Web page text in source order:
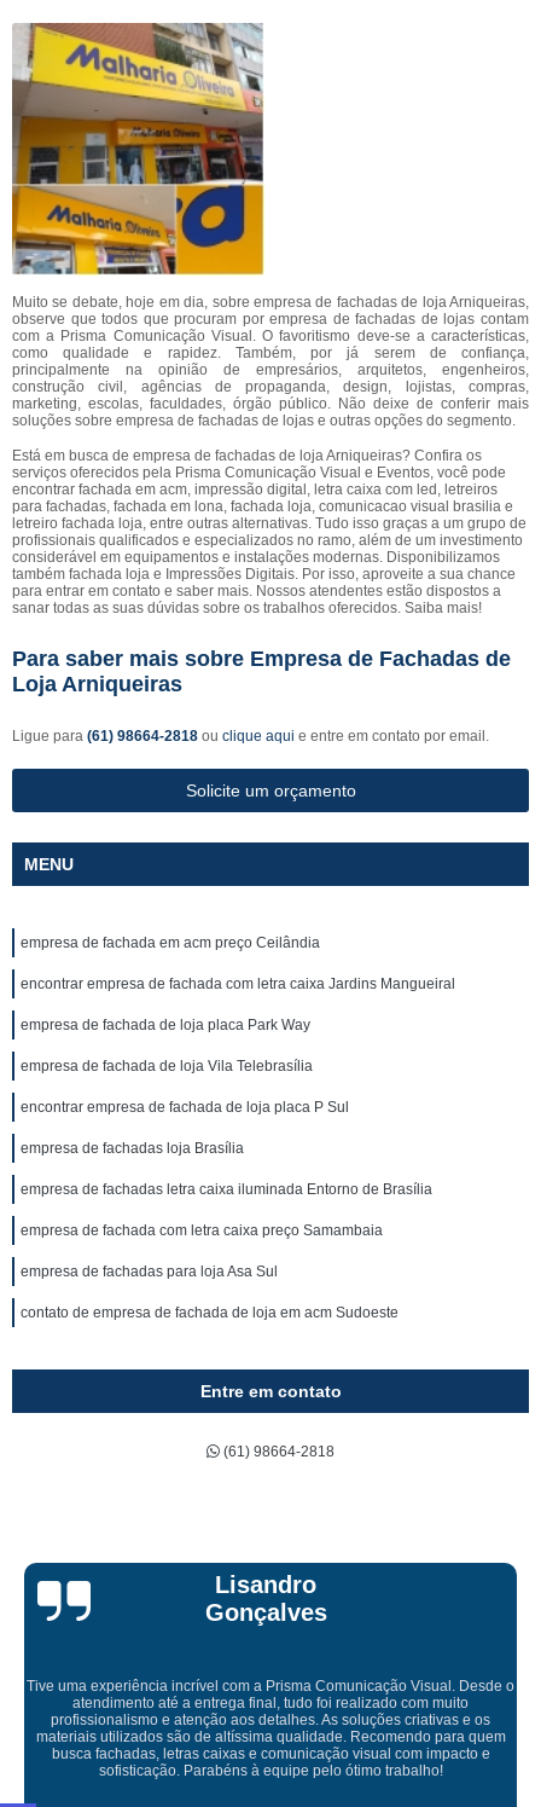
Muito se debate, hoje em dia, sobre empresa de fachadas de loja Arniqueiras,
observe que todos que procuram por empresa de fachadas de lojas contam
com a Prisma Comunicação Visual. O favoritismo deve-se a características,
como qualidade e rapidez. Também, por já serem de confiança,
principalmente na opinião de empresários, arquitetos, engenheiros,
construção civil, agências de propaganda, design, lojistas, compras,
marketing, escolas, faculdades, órgão público. Não deixe de conferir mais
soluções sobre empresa de fachadas de lojas e outras opções do segmento.
Está em busca de empresa de fachadas de loja Arniqueiras? Confira os
serviços oferecidos pela Prisma Comunicação Visual e Eventos, você pode
encontrar fachada em acm, impressão digital, letra caixa com led, letreiros
para fachadas, fachada em lona, fachada loja, comunicacao visual brasilia e
letreiro fachada loja, entre outras alternativas. Tudo isso graças a um grupo de
profissionais qualificados e especializados no ramo, além de um investimento
considerável em equipamentos e instalações modernas. Disponibilizamos
também fachada loja e Impressões Digitais. Por isso, aproveite a sua chance
para entrar em contato e saber mais. Nossos atendentes estão dispostos a
sanar todas as suas dúvidas sobre os trabalhos oferecidos. Saiba mais!
Para saber mais sobre Empresa de Fachadas de
Loja Arniqueiras
Ligue para (61) 98664-2818 ou clique aqui e entre em contato por email.
Solicite um orçamento
MENU
empresa de fachada em acm preço Ceilândia
encontrar empresa de fachada com letra caixa Jardins Mangueiral
empresa de fachada de loja placa Park Way
empresa de fachada de loja Vila Telebrasília
encontrar empresa de fachada de loja placa P Sul
empresa de fachadas loja Brasília
empresa de fachadas letra caixa iluminada Entorno de Brasília
empresa de fachada com letra caixa preço Samambaia
empresa de fachadas para loja Asa Sul
contato de empresa de fachada de loja em acm Sudoeste
Entre em contato
(61) 98664-2818
Visual. Desde o
com muito
criativas e os
para quem
com impacto e
Empresa maravilhosa, entregue antes do prazo
ficou perfeita, indico de olhos